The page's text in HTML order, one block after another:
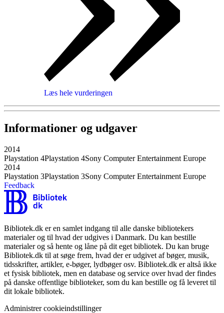
Læs hele vurderingen
Informationer og udgaver
2014
Playstation 4Playstation 4Sony Computer Entertainment Europe
2014
Playstation 3Playstation 3Sony Computer Entertainment Europe
Feedback
Bibliotek.dk er en samlet indgang til alle danske bibliotekers
materialer og til hvad der udgives i Danmark. Du kan bestille
materialer og så hente og låne på dit eget bibliotek. Du kan bruge
Bibliotek.dk til at søge frem, hvad der er udgivet af bøger, musik,
tidsskrifter, artikler, e-bøger, lydbøger osv. Bibliotek.dk er altså ikke
et fysisk bibliotek, men en database og service over hvad der findes
på danske offentlige biblioteker, som du kan bestille og få leveret til
dit lokale bibliotek.
Administrer cookieindstillinger